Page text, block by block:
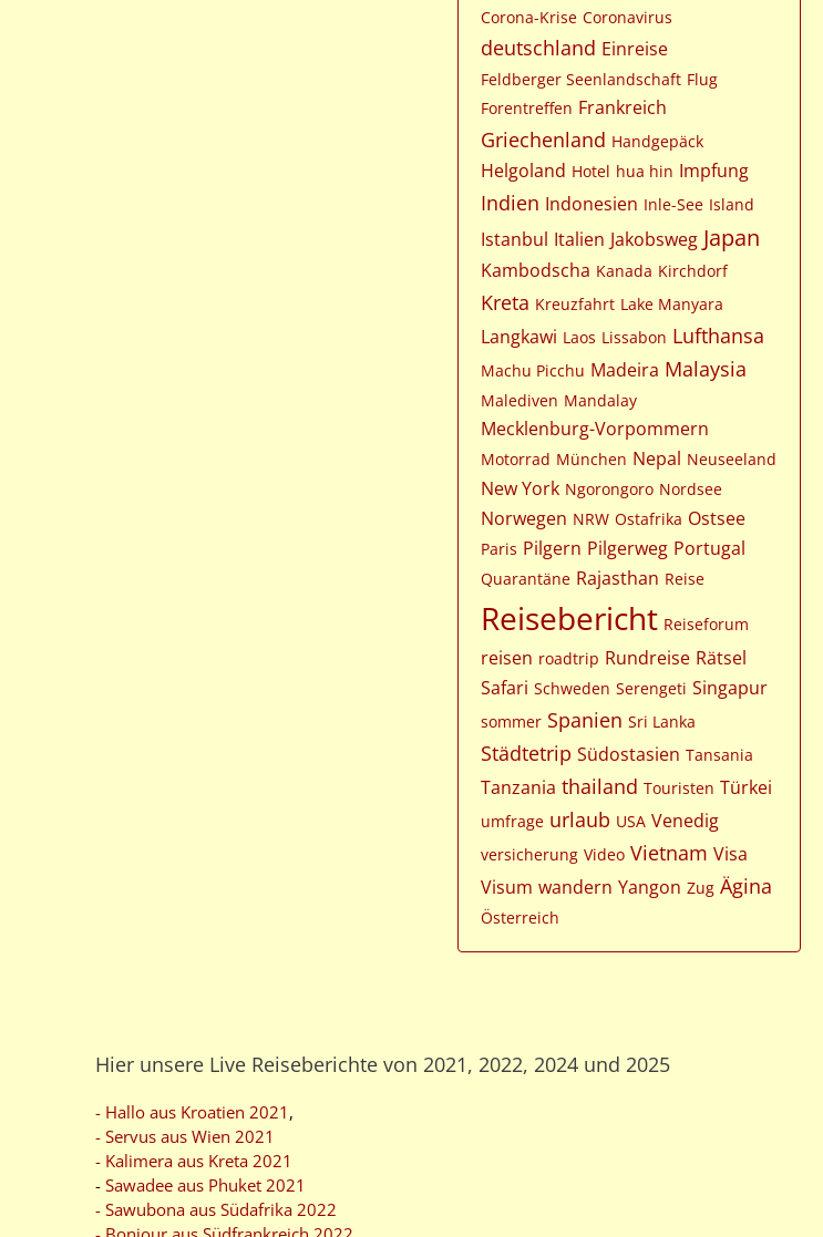
Corona-Krise Coronavirus
deutschland Einreise
Feldberger Seenlandschaft Flug
Forentreffen Frankreich
Griechenland Handgepäck
Helgoland Hotel hua hin Impfung
Indien Indonesien Inle-See Island
Istanbul Italien Jakobsweg Japan
Kambodscha Kanada Kirchdorf
Kreta Kreuzfahrt Lake Manyara
Langkawi Laos Lissabon Lufthansa
Machu Picchu Madeira Malaysia
Malediven Mandalay
Mecklenburg-Vorpommern
Motorrad München Nepal Neuseeland
New York Ngorongoro Nordsee
Norwegen NRW Ostafrika Ostsee
Paris Pilgern Pilgerweg Portugal
Quarantäne Rajasthan Reise
Reisebericht Reiseforum
reisen roadtrip Rundreise Rätsel
Safari Schweden Serengeti Singapur
sommer Spanien Sri Lanka
Städtetrip Südostasien Tansania
Tanzania thailand Touristen Türkei
umfrage urlaub USA Venedig
versicherung Video Vietnam Visa
Visum wandern Yangon Zug Ägina
Österreich
Hier unsere Live Reiseberichte von 2021, 2022, 2024 und 2025
- Hallo aus Kroatien 2021 ,
- Servus aus Wien 2021
- Kalimera aus Kreta 2021
- Sawadee aus Phuket 2021
- Sawubona aus Südafrika 2022